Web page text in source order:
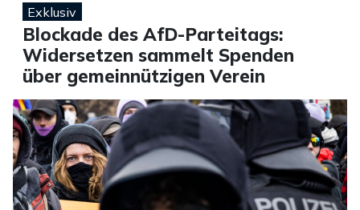
Exklusiv
Blockade des AfD-Parteitags:
Widersetzen sammelt Spenden
über gemeinnützigen Verein